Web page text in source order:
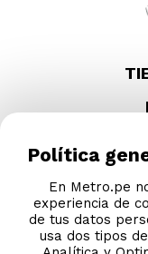
Política
En Metro.pe
experiencia de
de tus datos
usa dos tipos